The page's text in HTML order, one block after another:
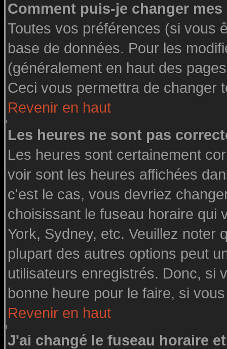
Comment puis-je changer
Toutes vos préférences (si vous
base de données. Pour les
(généralement en haut des
Ceci vous permettra de changer
Revenir en haut
Les heures ne sont pas
Les heures sont certainement
voir sont les heures affichées
c'est le cas, vous devriez
choisissant le fuseau horaire qui
York, Sydney, etc. Veuillez noter
plupart des autres options peut
utilisateurs enregistrés. Donc, si
bonne heure pour le faire, si
Revenir en haut
J'ai changé le fuseau horaire